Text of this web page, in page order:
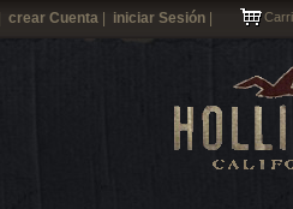
crear Cuenta iniciar Sesión